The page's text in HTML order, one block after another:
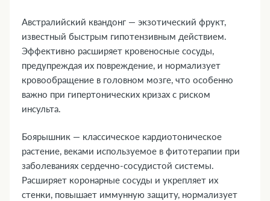
Австралийский квандонг — экзотический фрукт,
известный быстрым гипотензивным действием.
Эффективно расширяет кровеносные сосуды,
предупреждая их повреждение, и нормализует
кровообращение в головном мозге, что особенно
важно при гипертонических кризах с риском
инсульта.
Боярышник — классическое кардиотоническое
растение, веками используемое в фитотерапии при
заболеваниях сердечно-сосудистой системы.
Расширяет коронарные сосуды и укрепляет их
стенки, повышает иммунную защиту, нормализует